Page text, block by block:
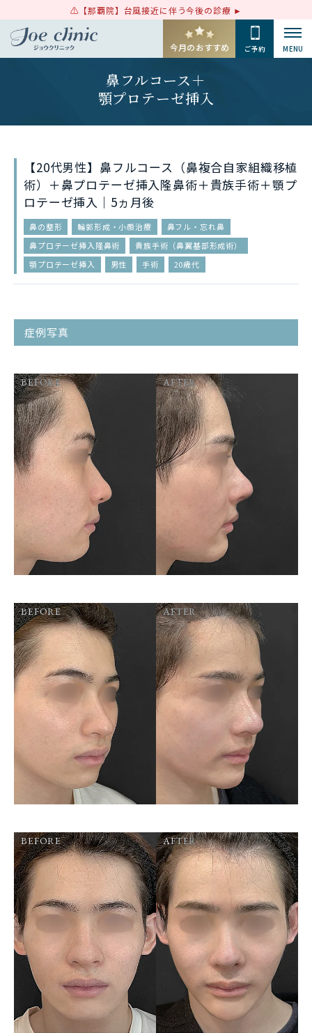
【那覇院】台風接近に伴う今後の診療
今月のおすすめ ご予約 MENU
鼻フルコース＋
顎プロテーゼ挿入
【20代男性】鼻フルコース（鼻複合自家組織移植
術）＋鼻プロテーゼ挿入隆鼻術＋貴族手術＋顎プ
ロテーゼ挿入｜5ヵ月後
鼻の整形 輪郭形成・小顔治療
鼻フル・忘れ鼻
鼻プロテーゼ挿入隆鼻術
貴族手術（鼻翼基部形成術）
顎プロテーゼ挿入
男性 手術 20歳代
症例写真
BEFORE AFTER
BEFORE AFTER
BEFORE AFTER